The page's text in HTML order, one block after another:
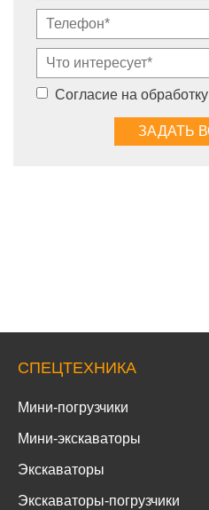
Согласие на обработку
СПЕЦТЕХНИКА
Мини-погрузчики
Мини-экскаваторы
Экскаваторы
Экскаваторы-погрузчики